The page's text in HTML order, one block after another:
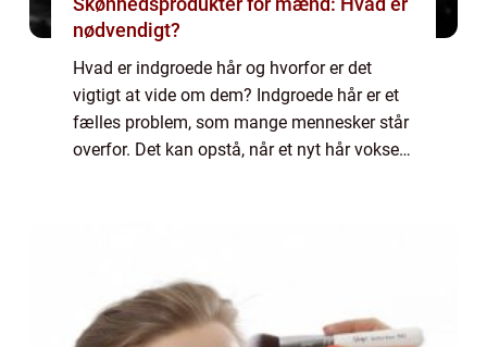
nødvendigt?
Hvad er indgroede hår og hvorfor er det
vigtigt at vide om dem? Indgroede hår er et
fælles problem, som mange mennesker står
overfor. Det kan opstå, når et nyt hår vokser